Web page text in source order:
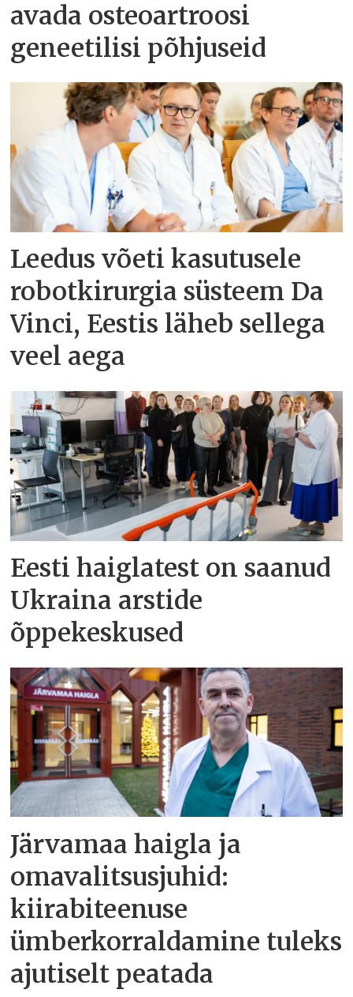
avada osteoartroosi
geneetilisi põhjuseid
Leedus võeti kasutusele
robotkirurgia süsteem Da
Vinci, Eestis läheb sellega
veel aega
Eesti haiglatest on saanud
Ukraina arstide
õppekeskused
Järvamaa haigla ja
omavalitsusjuhid:
kiirabiteenuse
ümberkorraldamine tuleks
ajutiselt peatada